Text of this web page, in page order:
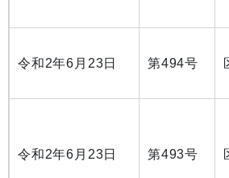
令和2年6月23日 第494号
令和2年6月23日 第493号